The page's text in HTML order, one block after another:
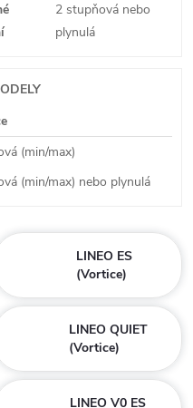
2 stupňová nebo
plynulá
(min/max)
(min/max) nebo plynulá
LINEO ES
(Vortice)
LINEO QUIET
(Vortice)
LINEO V0 ES